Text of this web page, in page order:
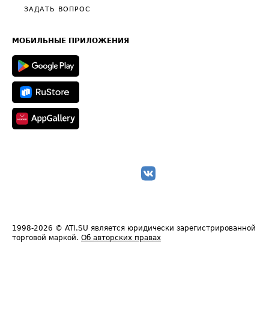
Общие положения
Полезное по перевозкам
Техническая информация
ЗАДАТЬ ВОПРОС
МОБИЛЬНЫЕ ПРИЛОЖЕНИЯ
1998-2026 © ATI.SU является юридически зарегистрированной
торговой маркой. Об авторских правах